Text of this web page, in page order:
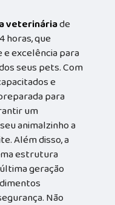
veterináriade
horas, que
excelência para
seus pets. Com
e
para
um
animalzinho a
Além disso, a
estrutura
geração
Não